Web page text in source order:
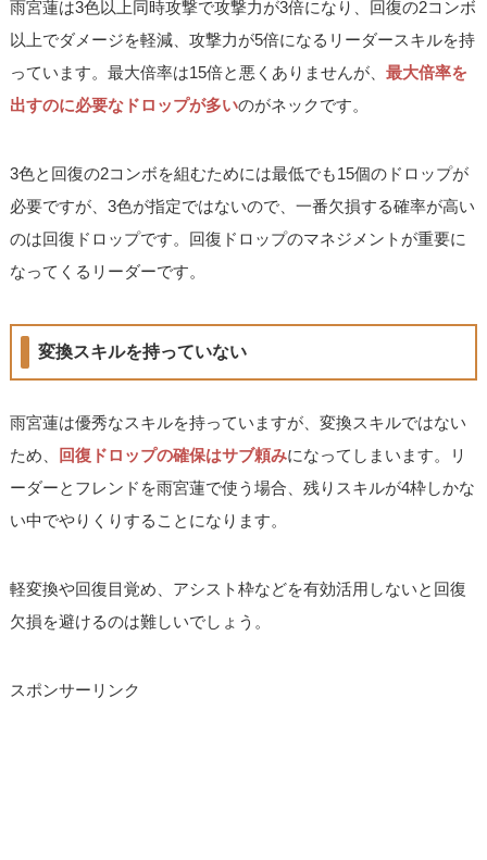
雨宮蓮は3色以上同時攻撃で攻撃力が3倍になり、回復の2コンボ
以上でダメージを軽減、攻撃力が5倍になるリーダースキルを持
っています。最大倍率は15倍と悪くありませんが、最大倍率を
出すのに必要なドロップが多いのがネックです。
3色と回復の2コンボを組むためには最低でも15個のドロップが
必要ですが、3色が指定ではないので、一番欠損する確率が高い
のは回復ドロップです。回復ドロップのマネジメントが重要に
なってくるリーダーです。
変換スキルを持っていない
雨宮蓮は優秀なスキルを持っていますが、変換スキルではない
ため、
回復ドロップの確保はサブ頼みになってしまいます。リ
ーダーとフレンドを雨宮蓮で使う場合、残りスキルが4枠しかな
い中でやりくりすることになります。
軽変換や回復目覚め、アシスト枠などを有効活用しないと回復
欠損を避けるのは難しいでしょう。
スポンサーリンク